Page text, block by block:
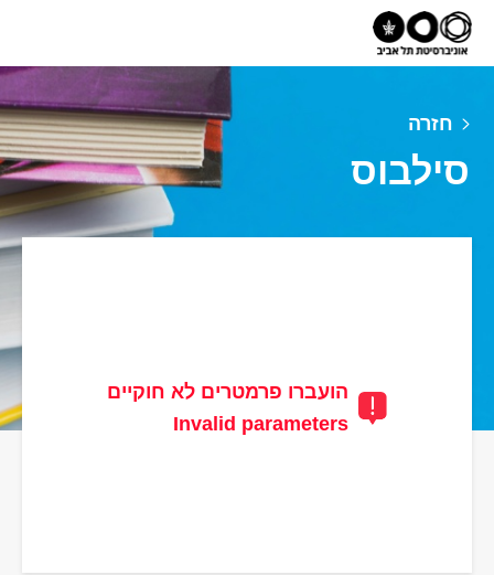
חזרה
סילבוס
הועברו פרמטרים לא חוקיים
Invalid parameters